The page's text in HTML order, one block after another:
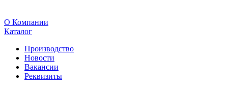
O Компании
Каталог
Производство
Новости
Вакансии
Реквизиты